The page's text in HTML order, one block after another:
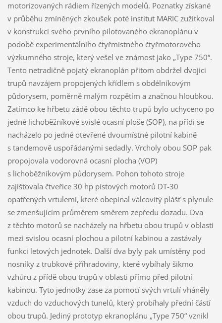
motorizovaných rádiem řízených modelů. Poznatky získané
v průběhu zmíněných zkoušek poté institut MARIC zužitkoval
v konstrukci svého prvního pilotovaného ekranoplánu v
podobě experimentálního čtyřmístného čtyřmotorového
výzkumného stroje, který vešel ve známost jako „Type 750“.
Tento netradičně pojatý ekranoplán přitom obdržel dvojici
trupů navzájem propojených křídlem s obdélníkovým
půdorysem, poměrně malým rozpětím a značnou hloubkou.
Zatímco ke hřbetu zádě obou těchto trupů bylo uchyceno po
jedné lichoběžníkové svislé ocasní ploše (SOP), na přídi se
nacházelo po jedné otevřené dvoumístné pilotní kabině
s tandemově uspořádanými sedadly. Vrcholy obou SOP pak
propojovala vodorovná ocasní plocha (VOP)
s lichoběžníkovým půdorysem. Pohon tohoto stroje
zajišťovala čtveřice 30 hp pístových motorů DT-30
opatřených vrtulemi, které obepínal válcovitý plášť s plynule
se zmenšujícím průměrem směrem zepředu dozadu. Dva
z těchto motorů se nacházely na hřbetu obou trupů v oblasti
mezi svislou ocasní plochou a pilotní kabinou a zastávaly
funkci letových jednotek. Další dva byly pak umístěny pod
nosníky z trubkové příhradoviny, které vybíhaly šikmo
vzhůru z přídě obou trupů v oblasti přímo před pilotní
kabinou. Tyto jednotky zase za pomocí svých vrtulí vháněly
vzduch do vzduchových tunelů, který probíhaly přední částí
obou trupů. Jediný prototyp ekranoplánu „Type 750“ vznikl